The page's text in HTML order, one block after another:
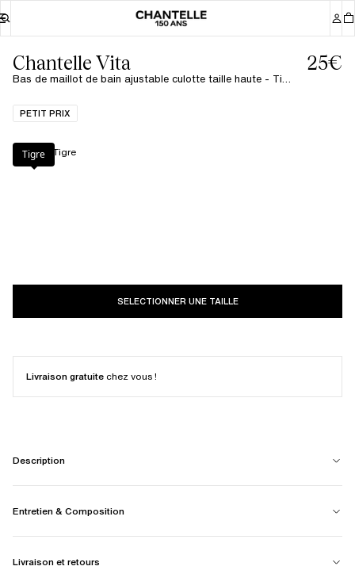
Chantelle Vita
Bas de maillot de bain ajustable culotte taille haute - Tigre
25€
PETIT PRIX
Couleur Tigre
Tigre
SELECTIONNER UNE TAILLE
Livraison gratuite chez vous !
Description
Entretien & Composition
Livraison et retours